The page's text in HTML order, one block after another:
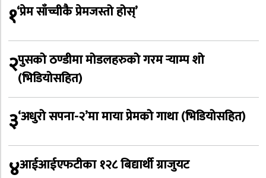
१‘प्रेम साँच्चीकै प्रेमजस्तो होस्’
२पुसको ठण्डीमा मोडलहरुको गरम र्‍याम्प शो
(भिडियोसहित)
३‘अधुरो सपना-२’मा माया प्रेमको गाथा (भिडियोसहित)
४आईआईएफटीका १२८ बिद्यार्थी ग्राजुयट